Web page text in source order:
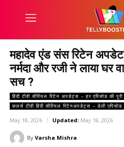
महादेव एंड संस रिटेन
नर्मदा और रजी ने लाया घर
सच ?
हिंदी टीवी सीरियल रिटेन अपडेट्स – हर एपिसोड की पूरी
कलर्स टीवी हिंदी सीरियल रिटेनअपडेट्स – डेली एपिसोड
May 18, 2026 Updated: May 18, 2026
By Varsha Mishra